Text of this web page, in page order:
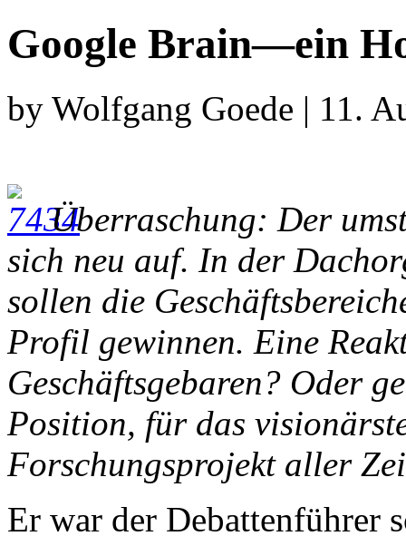
Google Brain—ein
by Wolfgang Goede | 11.
Überraschung: Der
sich neu auf. In der
sollen die
Profil gewinnen. Eine
Geschäftsgebaren? Oder
Position, für das
Forschungsprojekt aller
Er war der Debattenführer